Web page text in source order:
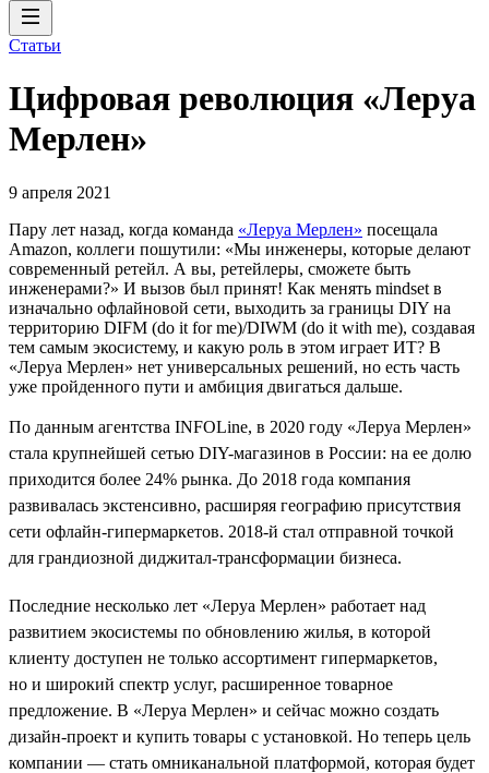
Статьи
Цифровая революция «Леруа
Мерлен»
9 апреля 2021
Пару лет назад, когда команда «Леруа Мерлен» посещала
Amazon, коллеги пошутили: «Мы инженеры, которые делают
современный ретейл. А вы, ретейлеры, сможете быть
инженерами?» И вызов был принят! Как менять mindset в
изначально офлайновой сети, выходить за границы DIY на
территорию DIFM (do it for me)/DIWM (do it with me), создавая
тем самым экосистему, и какую роль в этом играет ИТ? В
«Леруа Мерлен» нет универсальных решений, но есть часть
уже пройденного пути и амбиция двигаться дальше.
По данным агентства INFOLine, в 2020 году «Леруа Мерлен»
стала крупнейшей сетью DIY-магазинов в России: на ее долю
приходится более 24% рынка. До 2018 года компания
развивалась экстенсивно, расширяя географию присутствия
сети офлайн-гипермаркетов. 2018-й стал отправной точкой
для грандиозной диджитал-трансформации бизнеса.
Последние несколько лет «Леруа Мерлен» работает над
развитием экосистемы по обновлению жилья, в которой
клиенту доступен не только ассортимент гипермаркетов,
но и широкий спектр услуг, расширенное товарное
предложение. В «Леруа Мерлен» и сейчас можно создать
дизайн-проект и купить товары с установкой. Но теперь цель
компании — стать омниканальной платформой, которая будет